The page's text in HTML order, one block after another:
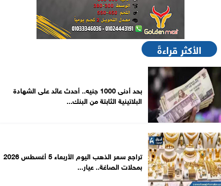
الأكثر قراءةً
بحد أدنى 1000 جنيه.. أحدث عائد على الشهادة
البلاتينية الثابتة من البنك...
تراجع سعر الذهب اليوم الأربعاء 5 أغسطس 2026
بمحلات الصاغة.. عيار...